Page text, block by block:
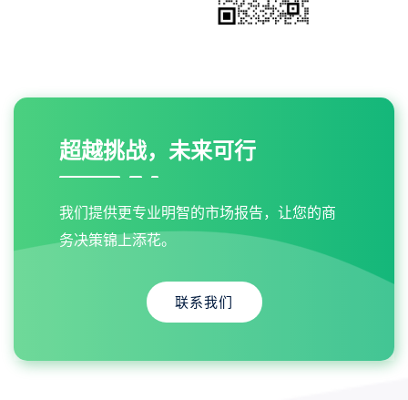
超越挑战，未来可行
我们提供更专业明智的市场报告，让您的商
务决策锦上添花。
联系我们